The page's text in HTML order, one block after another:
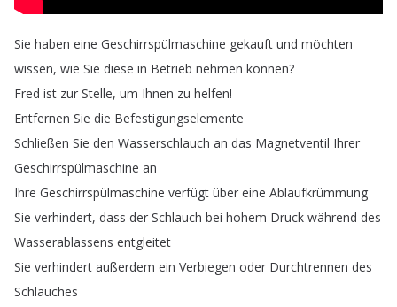
Sie haben eine Geschirrspülmaschine gekauft und möchten
wissen, wie Sie diese in Betrieb nehmen können?
Fred ist zur Stelle, um Ihnen zu helfen!
Entfernen Sie die Befestigungselemente
Schließen Sie den Wasserschlauch an das Magnetventil Ihrer
Geschirrspülmaschine an
Ihre Geschirrspülmaschine verfügt über eine Ablaufkrümmung
Sie verhindert, dass der Schlauch bei hohem Druck während des
Wasserablassens entgleitet
Sie verhindert außerdem ein Verbiegen oder Durchtrennen des
Schlauches